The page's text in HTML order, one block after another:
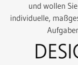
und wollen
individuelle,